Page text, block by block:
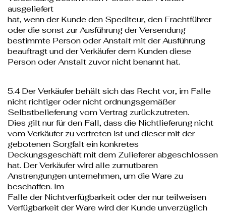
ausgeliefert
hat, wenn der Kunde den Spediteur, den Frachtführer
oder die sonst zur Ausführung der Versendung
bestimmte Person oder Anstalt mit der Ausführung
beauftragt und der Verkäufer dem Kunden diese
Person oder Anstalt zuvor nicht benannt hat.
5.4 Der Verkäufer behält sich das Recht vor, im Falle
nicht richtiger oder nicht ordnungsgemäßer
Selbstbelieferung vom Vertrag zurückzutreten.
Dies gilt nur für den Fall, dass die Nichtlieferung nicht
vom Verkäufer zu vertreten ist und dieser mit der
gebotenen Sorgfalt ein konkretes
Deckungsgeschäft mit dem Zulieferer abgeschlossen
hat. Der Verkäufer wird alle zumutbaren
Anstrengungen unternehmen, um die Ware zu
beschaffen. Im
Falle der Nichtverfügbarkeit oder der nur teilweisen
Verfügbarkeit der Ware wird der Kunde unverzüglich